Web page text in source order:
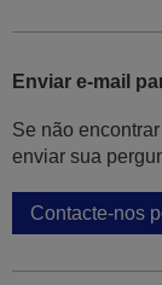
Enviar e-mail
Se não
enviar sua
Contacte-nos